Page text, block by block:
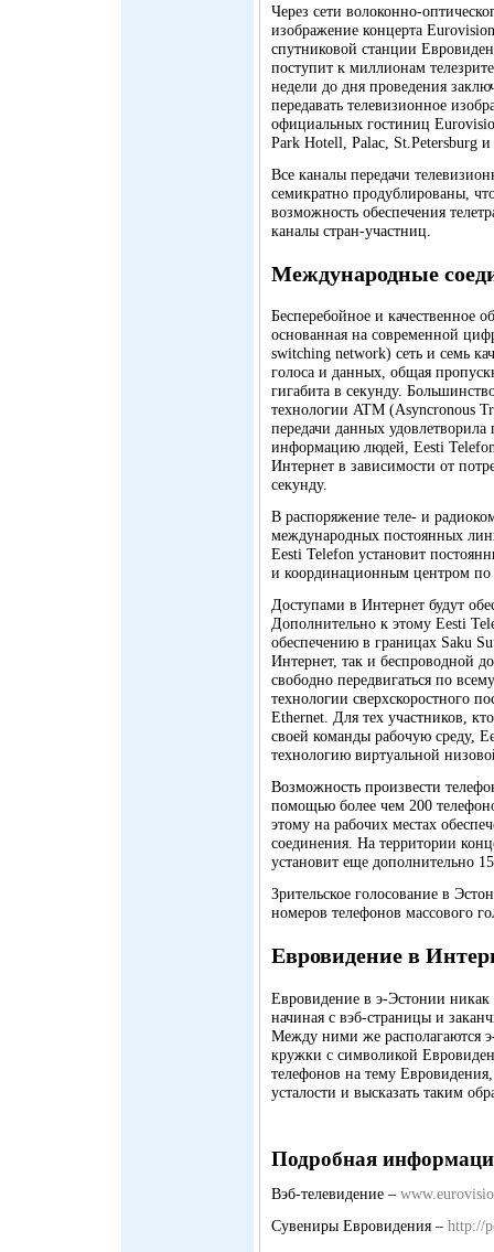
Через сети волоконно-
изображение концерта
спутниковой станции
поступит к миллионам
недели до дня проведения
передавать телевизионное
официальных гостиниц
Park Hotell, Palac, St.Petersburg
Все каналы передачи
семикратно продублированы,
возможность обеспечения
каналы стран-участниц.
Международные
Бесперебойное и качественное
основанная на современной
switching network) сеть и семь
голоса и данных, общая
гигабита в секунду.
технологии ATM (Asyncronous
передачи данных
информацию людей, Eesti
Интернет в зависимости от
секунду.
В распоряжение теле- и
международных постоянных
Eesti Telefon установит
и координационным центром по
Доступами в Интернет будут
Дополнительно к этому Eesti
обеспечению в границах Saku
Интернет, так и беспроводной
свободно передвигаться по
технологии сверхскоростного
Ethernet. Для тех участников,
своей команды рабочую среду,
технологию виртуальной
Возможность произвести
помощью более чем 200
этому на рабочих местах
соединения. На территории
установит еще дополнительно
Зрительское голосование в
номеров телефонов массового
Евровидение в
Евровидение в э-Эстонии
начиная с вэб-страницы и
Между ними же располагаются
кружки с символикой
телефонов на тему
усталости и высказать таким
Подробная
Вэб-телевидение –
Сувениры Евровидения – http://